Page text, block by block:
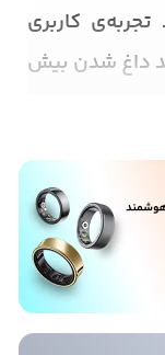
کاربری
داغ شدن بیش
شارژ جلوگیری
پرداخت، با